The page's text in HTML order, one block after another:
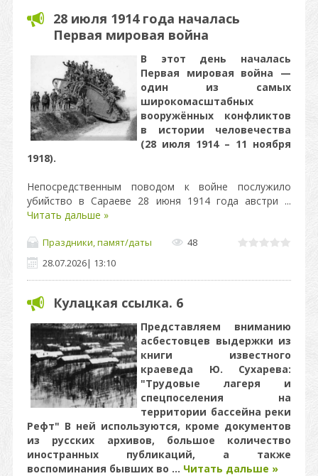
28 июля 1914 года началась
Первая мировая война
В этот день началась
Первая мировая война —
один из самых
широкомасштабных
вооружённых конфликтов
в истории человечества
(28 июля 1914 – 11 ноября
1918).
Непосредственным поводом к войне послужило
убийство в Сараеве 28 июня 1914 года австри ...
Читать дальше »
Праздники, памят/даты
48
28.07.2026| 13:10
Кулацкая ссылка. 6
Представляем вниманию
асбестовцев выдержки из
книги известного
краеведа Ю. Сухарева:
"Трудовые лагеря и
спецпоселения на
территории бассейна реки
Рефт" В ней используются, кроме документов
из русских архивов, большое количество
иностранных публикаций, а также
воспоминания бывших во ... Читать дальше »